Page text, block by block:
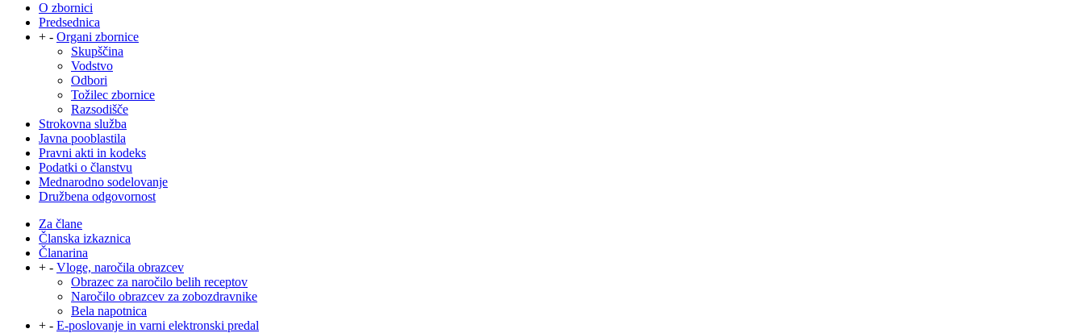
O zbornici
Predsednica
+ - Organi zbornice
Skupščina
Vodstvo
Odbori
Tožilec zbornice
Razsodišče
Strokovna služba
Javna pooblastila
Pravni akti in kodeks
Podatki o članstvu
Mednarodno sodelovanje
Družbena odgovornost
Za člane
Članska izkaznica
Članarina
+ - Vloge, naročila obrazcev
Obrazec za naročilo belih receptov
Naročilo obrazcev za zobozdravnike
Bela napotnica
+ - E-poslovanje in varni elektronski predal